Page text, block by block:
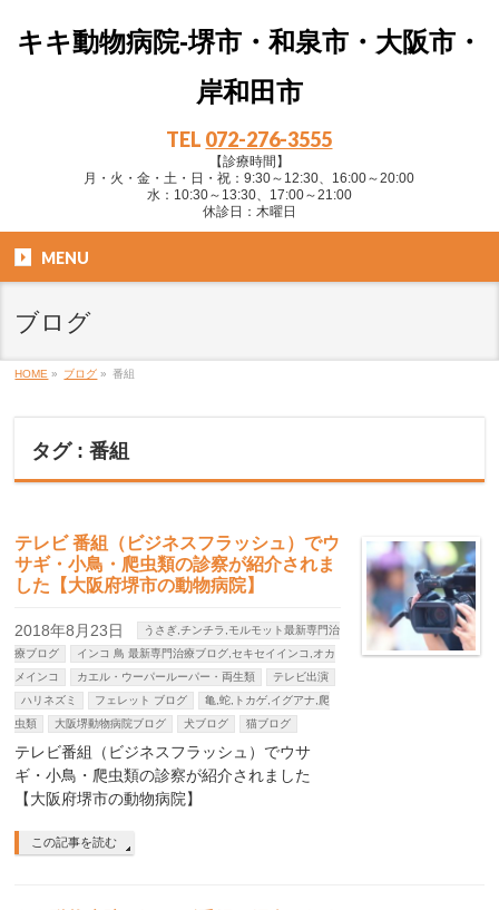
キキ動物病院-堺市・和泉市・大阪市・
岸和田市
TEL 072-276-3555
【診療時間】
月・火・金・土・日・祝：9:30～12:30、16:00～20:00
水：10:30～13:30、17:00～21:00
休診日：木曜日
MENU
ブログ
HOME » ブログ » 番組
タグ : 番組
テレビ 番組（ビジネスフラッシュ）でウ
サギ・小鳥・爬虫類の診察が紹介されま
した【大阪府堺市の動物病院】
2018年8月23日
うさぎ,チンチラ,モルモット最新専門治
療ブログ
インコ 鳥 最新専門治療ブログ,セキセイインコ,オカ
メインコ
カエル・ウーパールーパー・両生類
テレビ出演
ハリネズミ
フェレット ブログ
亀,蛇,トカゲ,イグアナ,爬
虫類
大阪堺動物病院ブログ 犬ブログ 猫ブログ
テレビ番組（ビジネスフラッシュ）でウサ
ギ・小鳥・爬虫類の診察が紹介されました
【大阪府堺市の動物病院】
この記事を読む